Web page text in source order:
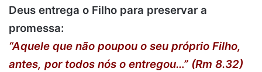
Deus entrega o Filho para preservar a
promessa:
“Aquele que não poupou o seu próprio Filho,
antes, por todos nós o entregou…” (Rm 8.32)